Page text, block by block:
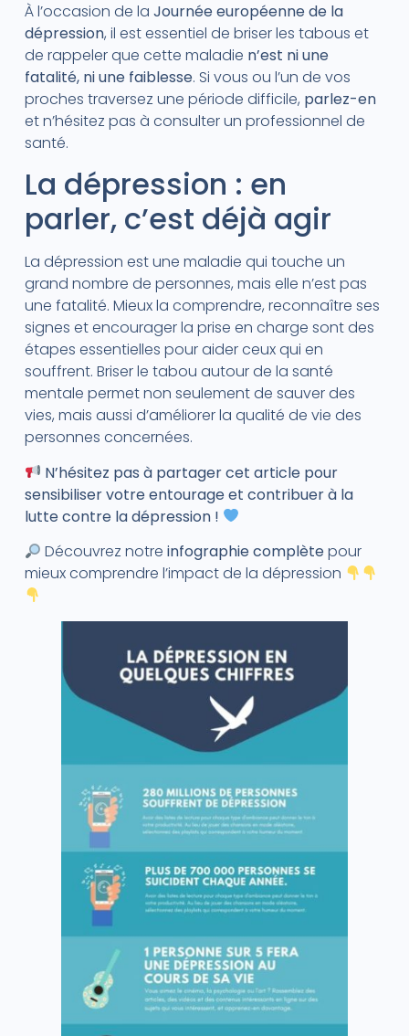
À l’occasion de la Journée européenne de la
dépression, il est essentiel de briser les tabous et
de rappeler que cette maladie n’est ni une
fatalité, ni une faiblesse. Si vous ou l’un de vos
proches traversez une période difficile, parlez-en
et n’hésitez pas à consulter un professionnel de
santé.
La dépression : en
parler, c’est déjà agir
La dépression est une maladie qui touche un
grand nombre de personnes, mais elle n’est pas
une fatalité. Mieux la comprendre, reconnaître ses
signes et encourager la prise en charge sont des
étapes essentielles pour aider ceux qui en
souffrent. Briser le tabou autour de la santé
mentale permet non seulement de sauver des
vies, mais aussi d’améliorer la qualité de vie des
personnes concernées.
N’hésitez pas à partager cet article pour
sensibiliser votre entourage et contribuer à la
lutte contre la dépression !
Découvrez notreinfographie complètepour
mieux comprendre l’impact de la dépression